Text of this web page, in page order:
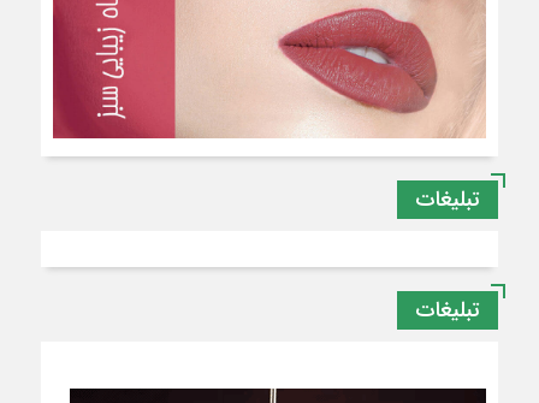
تبلیغات
تبلیغات